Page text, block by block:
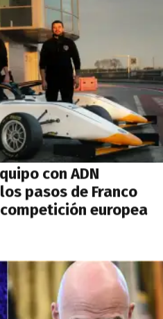
con ADN
pasos de Franco
europea